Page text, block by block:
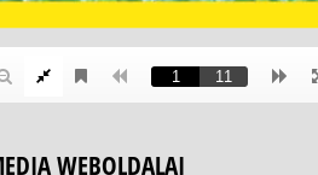
WEBOLDALAI